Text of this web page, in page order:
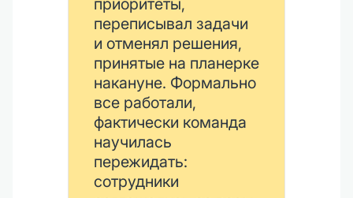
приоритеты,
переписывал задачи
и отменял решения,
принятые на планерке
накануне. Формально
все работали,
фактически команда
научилась
пережидать:
сотрудники